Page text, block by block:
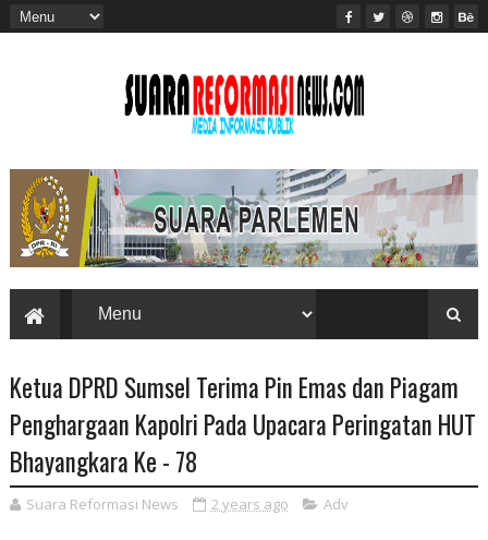
Ketua DPRD Sumsel Terima Pin Emas dan Piagam
Penghargaan Kapolri Pada Upacara Peringatan HUT
Bhayangkara Ke - 78
Suara Reformasi News 2 years ago Adv